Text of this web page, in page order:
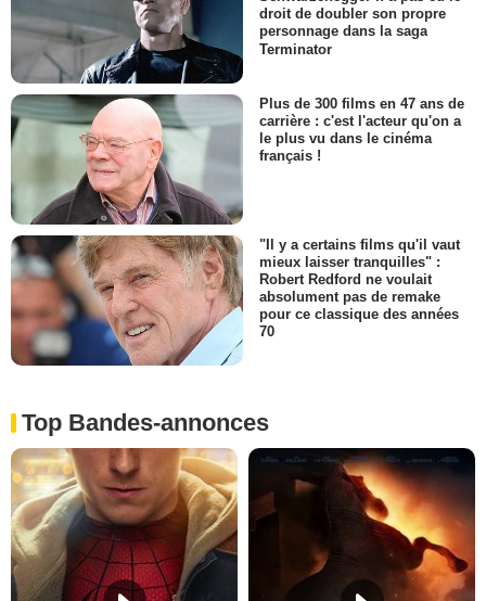
droit de doubler son propre
personnage dans la saga
Terminator
Plus de 300 films en 47 ans de
carrière : c'est l'acteur qu'on a
le plus vu dans le cinéma
français !
"Il y a certains films qu'il vaut
mieux laisser tranquilles" :
Robert Redford ne voulait
absolument pas de remake
pour ce classique des années
70
Top Bandes-annonces